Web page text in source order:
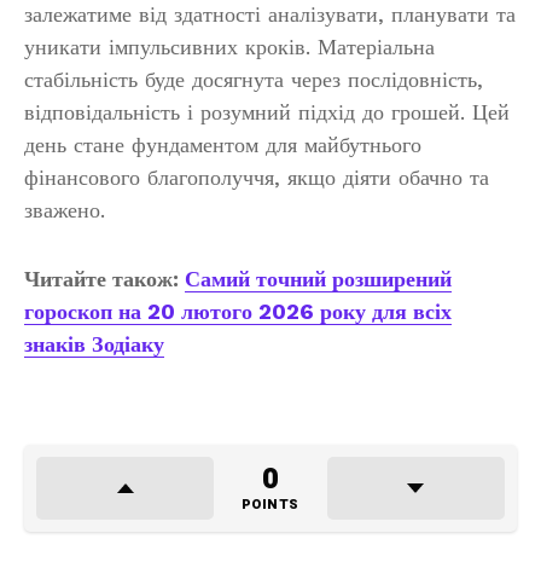
залежатиме від здатності аналізувати, планувати та
уникати імпульсивних кроків. Матеріальна
стабільність буде досягнута через послідовність,
відповідальність і розумний підхід до грошей. Цей
день стане фундаментом для майбутнього
фінансового благополуччя, якщо діяти обачно та
зважено.
Читайте також: Самий точний розширений
гороскоп на 20 лютого 2026 року для всіх
знаків Зодіаку
0
POINTS